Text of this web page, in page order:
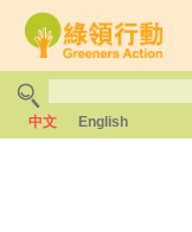
中文 English